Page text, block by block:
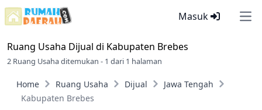
Masuk
Ruang Usaha Dijual di Kabupaten Brebes
2 Ruang Usaha ditemukan - 1 dari 1 halaman
Home Ruang Usaha Dijual
Jawa Tengah
Kabupaten Brebes